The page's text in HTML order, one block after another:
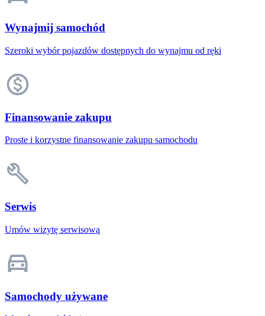
Wynajmij samochód
Szeroki wybór pojazdów dostępnych do wynajmu od ręki
Finansowanie zakupu
Proste i korzystne finansowanie zakupu samochodu
Serwis
Umów wizytę serwisową
Samochody używane